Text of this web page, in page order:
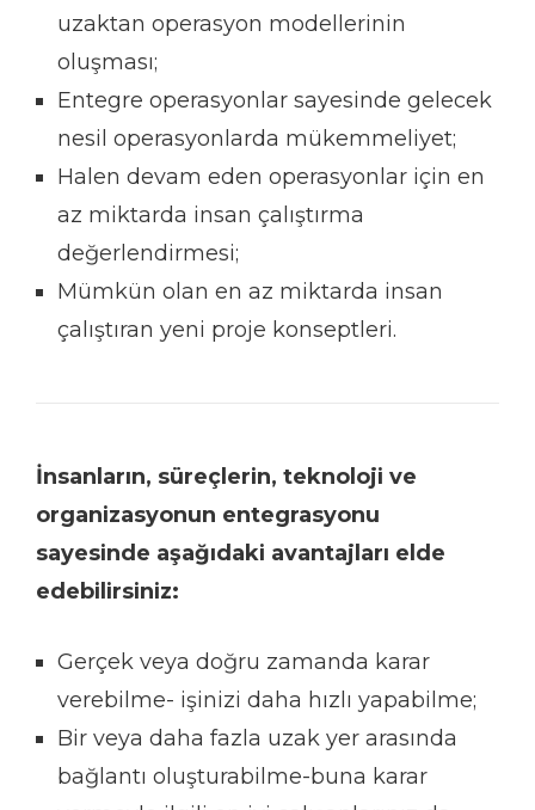
uzaktan operasyon modellerinin
oluşması;
Entegre operasyonlar sayesinde gelecek
nesil operasyonlarda mükemmeliyet;
Halen devam eden operasyonlar için en
az miktarda insan çalıştırma
değerlendirmesi;
Mümkün olan en az miktarda insan
çalıştıran yeni proje konseptleri.
İnsanların, süreçlerin, teknoloji ve
organizasyonun entegrasyonu
sayesinde aşağıdaki avantajları elde
edebilirsiniz:
Gerçek veya doğru zamanda karar
verebilme- işinizi daha hızlı yapabilme;
Bir veya daha fazla uzak yer arasında
bağlantı oluşturabilme-buna karar